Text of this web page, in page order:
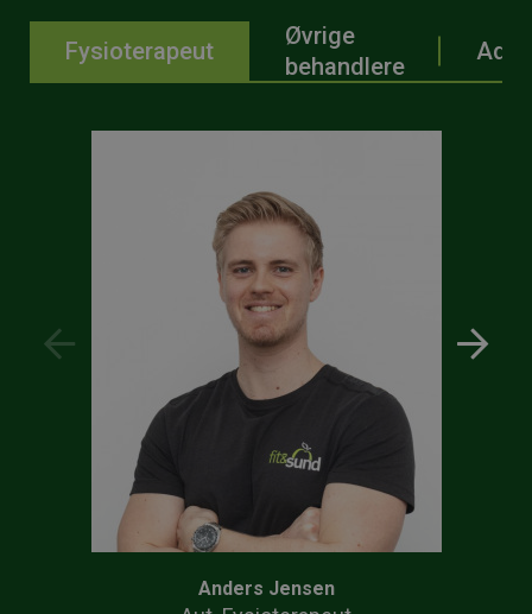
Fysioterapeut
Øvrige
behandlere
Anders Jensen